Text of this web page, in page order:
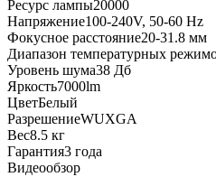
Ресурс лампы20000
Напряжение100-240V, 50-60 Hz
Фокусное расстояние20-31.8 мм
Диапазон температурных
Уровень шума38 Дб
Яркость7000lm
ЦветБелый
РазрешениеWUXGA
Вес8.5 кг
Гарантия3 года
Видеообзор